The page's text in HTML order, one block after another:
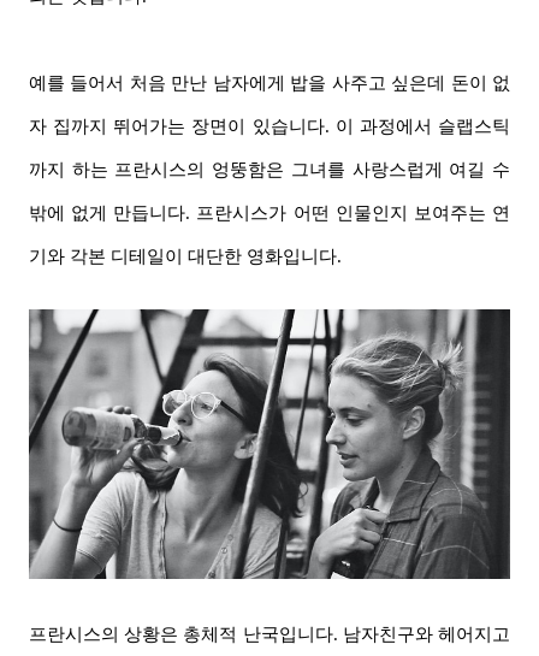
예를 들어서 처음 만난 남자에게 밥을 사주고 싶은데 돈이 없
자 집까지 뛰어가는 장면이 있습니다. 이 과정에서 슬랩스틱
까지 하는 프란시스의 엉뚱함은 그녀를 사랑스럽게 여길 수
밖에 없게 만듭니다. 프란시스가 어떤 인물인지 보여주는 연
기와 각본 디테일이 대단한 영화입니다.
프란시스의 상황은 총체적 난국입니다. 남자친구와 헤어지고